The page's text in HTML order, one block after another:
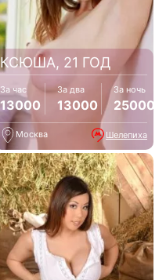
КСЮША, 21 ГОД
За час
13000
За два
13000
За ночь
25000
Москва Шелепиха